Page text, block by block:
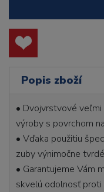
Popis zboží
• Dvojvrstvové
výroby s povrchom
• Vďaka použitiu
zuby výnimočne
• Garantujeme Vám
skvelú odolnosť proti